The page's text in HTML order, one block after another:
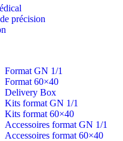
précision
Format GN 1/1
Format 60×40
Delivery Box
Kits format GN 1/1
Kits format 60×40
Accessoires format GN 1/1
Accessoires format 60×40